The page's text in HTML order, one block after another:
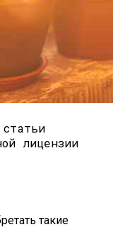
лицензии
такие